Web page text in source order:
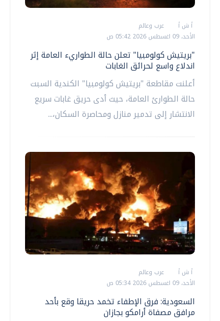
أ ش أ
عرب وعالم
الأحد، 09 اغسطس 2026 05:42 ص
"بريتيش كولومبيا" تعلن حالة الطواريء العامة إثر
اندلاع واسع لحرائق الغابات
أعلنت مقاطعة "بريتيش كولومبيا" الكندية السبت
حالة الطوارئ العامة، حيث أدى حريق غابات سريع
الانتشار إلى تدمير منازل ومحاصرة السكان،...
أ ش أ
عرب وعالم
الأحد، 09 اغسطس 2026 05:34 ص
السعودية: فرق الإطفاء تخمد حريقا وقع بأحد
مرافق مصفاة أرامكو بجازان